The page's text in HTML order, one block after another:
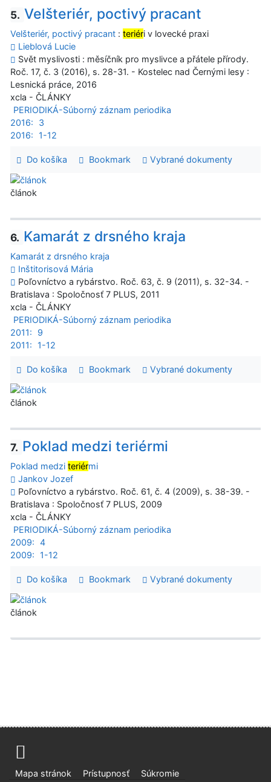
5. Velšteriér, poctivý pracant
Velšteriér, poctivý pracant : teriéri v lovecké praxi
Lieblová Lucie
Svět myslivosti : měsíčník pro myslivce a přátele přírody.
Roč. 17, č. 3 (2016), s. 28-31. - Kostelec nad Černými lesy :
Lesnická práce, 2016
xcla - ČLÁNKY
PERIODIKÁ-Súborný záznam periodika
2016:
3
2016:
1-12
Do košíka Bookmark Vybrané dokumenty
článok
6. Kamarát z drsného kraja
Kamarát z drsného kraja
Inštitorisová Mária
Poľovníctvo a rybárstvo. Roč. 63, č. 9 (2011), s. 32-34. -
Bratislava : Spoločnosť 7 PLUS, 2011
xcla - ČLÁNKY
PERIODIKÁ-Súborný záznam periodika
2011:
9
2011:
1-12
Do košíka Bookmark Vybrané dokumenty
článok
7. Poklad medzi teriérmi
Poklad medzi teriérmi
Jankov Jozef
Poľovníctvo a rybárstvo. Roč. 61, č. 4 (2009), s. 38-39. -
Bratislava : Spoločnosť 7 PLUS, 2009
xcla - ČLÁNKY
PERIODIKÁ-Súborný záznam periodika
2009: 4
2009:
1-12
Do košíka Bookmark Vybrané dokumenty
článok
Mapa stránok Prístupnosť Súkromie